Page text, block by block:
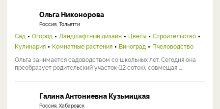
Ольга Никонорова
Россия, Тольятти
Сад Огород Ландшафтный дизайн Цветы
Строительство
Кулинария
Комнатные растения Виноград
Пчеловодство
Ольга занимается садоводством со школьных лет. Сегодня она
преобразует родительский участок (12 соток), совмещая ...
Галина Антониевна Кузьмицкая
Россия, Хабаровск